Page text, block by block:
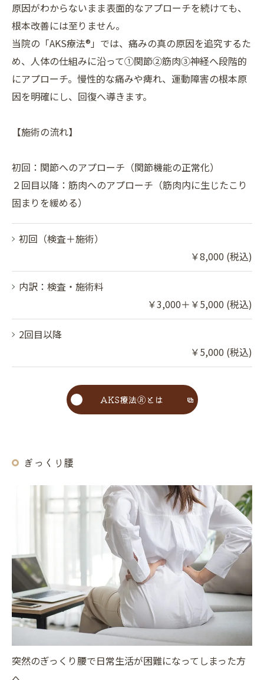
原因がわからないまま表面的なアプローチを続けても、
根本改善には至りません。
当院の「AKS療法®」では、痛みの真の原因を追究するた
め、人体の仕組みに沿って①関節②筋肉③神経へ段階的
にアプローチ。慢性的な痛みや痺れ、運動障害の根本原
因を明確にし、回復へ導きます。
【施術の流れ】
初回：関節へのアプローチ（関節機能の正常化）
２回目以降：筋肉へのアプローチ（筋肉内に生じたこり
固まりを緩める）
初回（検査＋施術）
￥8,000 (税込)
内訳：検査・施術料
￥3,000＋￥5,000 (税込)
2回目以降
￥5,000 (税込)
AKS療法🄬とは
ぎっくり腰
突然のぎっくり腰で日常生活が困難になってしまった方